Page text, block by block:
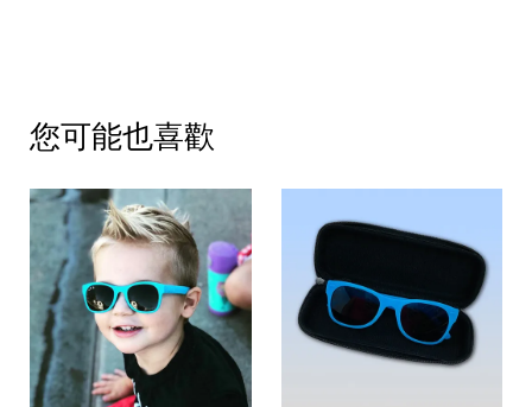
您可能也喜歡